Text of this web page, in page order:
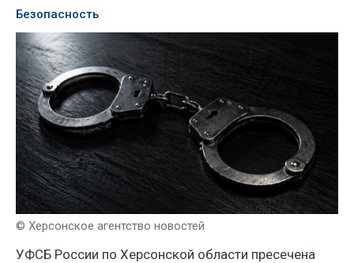
Безопасность
© Херсонское агентство новостей
УФСБ России по Херсонской области пресечена